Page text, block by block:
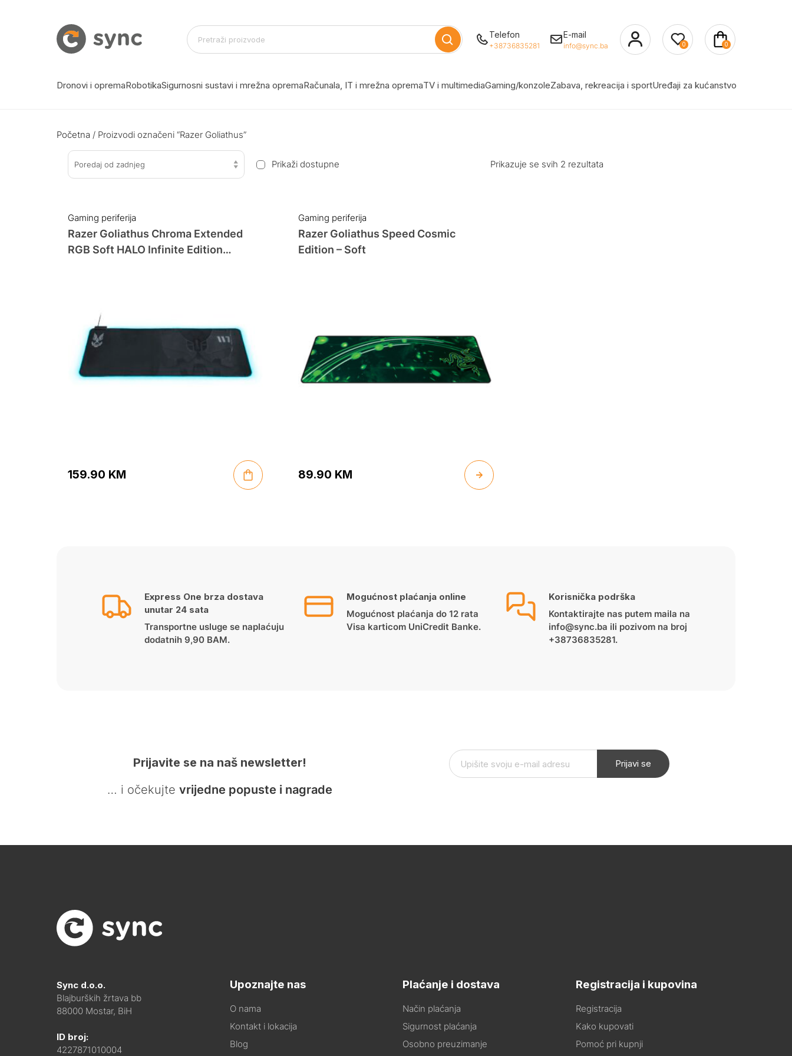
Telefon
+38736835281
E-mail
info@sync.ba 0 0
Dronovi i opremaRobotikaSigurnosni sustavi i mrežna opremaRačunala, IT i mrežna opremaTV i multimediaGaming/konzoleZabava, rekreacija i sportUređaji za kućanstvo
Početna / Proizvodi označeni “Razer Goliathus”
Poredaj od zadnjeg Prikaži dostupne Prikazuje se svih 2 rezultata
Gaming periferija
Razer Goliathus Chroma Extended
RGB Soft HALO Infinite Edition
159.90 KM
Gaming periferija
Razer Goliathus Speed Cosmic
Edition – Soft
89.90 KM
Express One brza dostava
unutar 24 sata
Transportne usluge se naplaćuju
dodatnih 9,90 BAM.
Mogućnost plaćanja online
Mogućnost plaćanja do 12 rata
Visa karticom UniCredit Banke.
Korisnička podrška
Kontaktirajte nas putem maila na
info@sync.ba ili pozivom na broj
+38736835281.
Prijavite se na naš newsletter!
… i očekujte vrijedne popuste i nagrade
Prijavi se
Sync d.o.o.
Blajburških žrtava bb
88000 Mostar, BiH
ID broj:
4227871010004
Upoznajte nas
O nama
Kontakt i lokacija
Blog
Plaćanje i dostava
Način plaćanja
Sigurnost plaćanja
Osobno preuzimanje
Registracija i kupovina
Registracija
Kako kupovati
Pomoć pri kupnji